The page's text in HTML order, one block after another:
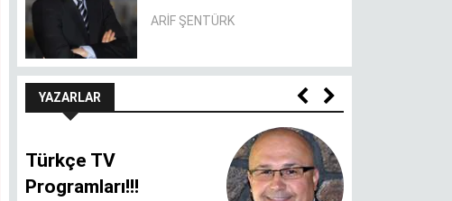
ARIF ŞENTÜRK
YAZARLAR
Türkçe TV
Programları!!!